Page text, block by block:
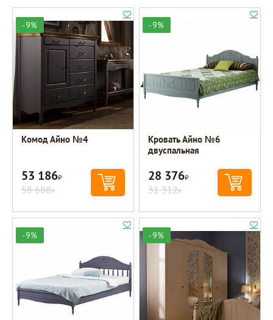
-9%
Комод Айно №4
53 186Р
58 688Р
-9%
Кровать Айно №6
двуспальная
28 376Р
31 312Р
-9% -9%